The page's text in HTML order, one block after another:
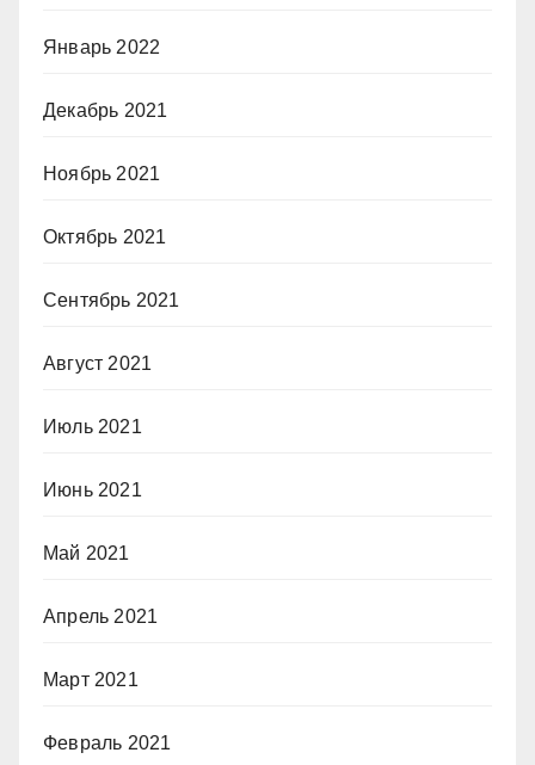
Январь 2022
Декабрь 2021
Ноябрь 2021
Октябрь 2021
Сентябрь 2021
Август 2021
Июль 2021
Июнь 2021
Май 2021
Апрель 2021
Март 2021
Февраль 2021